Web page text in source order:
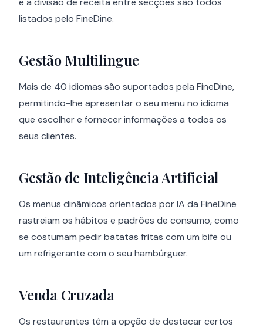
listados pelo FineDine.
Gestão Multilingue
Mais de 40 idiomas são suportados pela FineDine,
permitindo-lhe apresentar o seu menu no idioma
que escolher e fornecer informações a todos os
seus clientes.
Gestão de Inteligência Artificial
Os menus dinâmicos orientados por IA da FineDine
rastreiam os hábitos e padrões de consumo, como
se costumam pedir batatas fritas com um bife ou
um refrigerante com o seu hambúrguer.
Venda Cruzada
Os restaurantes têm a opção de destacar certos